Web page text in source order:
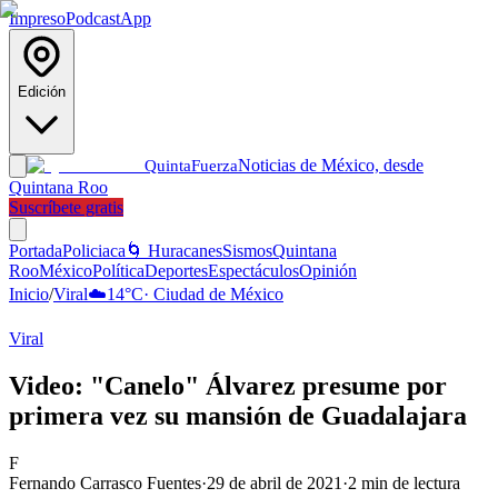
ImpresoPodcastApp
Edición
QuintaFuerzaNoticias de México, desde
Quintana Roo
Suscríbete gratis
PortadaPoliciaca 🌀 HuracanesSismosQuintana
RooMéxicoPolíticaDeportesEspectáculosOpinión
Inicio/Viral☁️14°C· Ciudad de México
Viral
Video: "Canelo" Álvarez presume por
primera vez su mansión de Guadalajara
F
Fernando Carrasco Fuentes·29 de abril de 2021 ·2 min de lectura